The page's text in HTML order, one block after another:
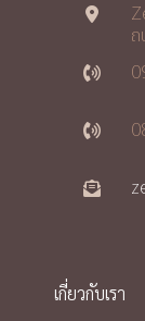
เกี่ยวกับเรา